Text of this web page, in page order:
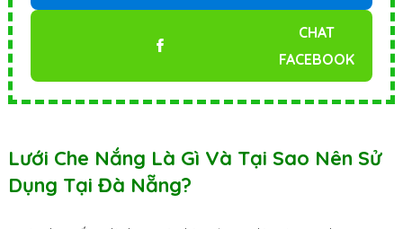
CHAT
FACEBOOK
Lưới Che Nắng Là Gì Và Tại Sao Nên Sử
Dụng Tại Đà Nẵng?